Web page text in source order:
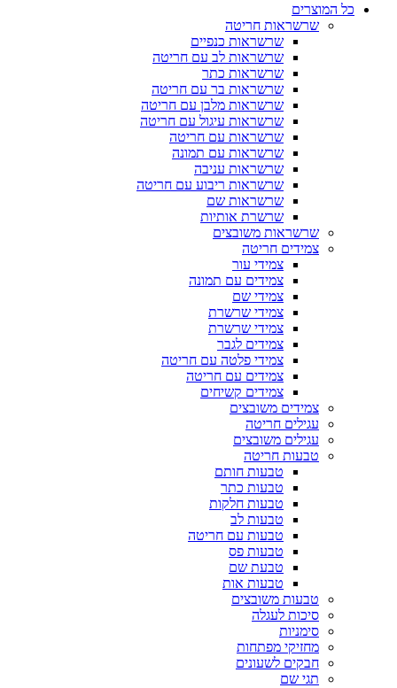
כל המוצרים
שרשראות חריטה
שרשראות כנפיים
שרשראות לב עם חריטה
שרשראות כתר
שרשראות בר עם חריטה
שרשראות מלבן עם חריטה
שרשראות עיגול עם חריטה
שרשראות עם חריטה
שרשראות עם תמונה
שרשראות עניבה
שרשראות ריבוע עם חריטה
שרשראות שם
שרשרת אותיות
שרשראות משובצים
צמידים חריטה
צמידי עור
צמידים עם תמונה
צמידי שם
צמידי שרשרת
צמידי שרשרת
צמידים לגבר
צמידי פלטה עם חריטה
צמידים עם חריטה
צמידים קשיחים
צמידים משובצים
עגילים חריטה
עגילים משובצים
טבעות חריטה
טבעות חותם
טבעות כתר
טבעות חלקות
טבעות לב
טבעות עם חריטה
טבעות פס
טבעת שם
טבעות אות
טבעות משובצים
סיכות לעגלה
סימניות
מחזיקי מפתחות
חבקים לשעונים
תגי שם